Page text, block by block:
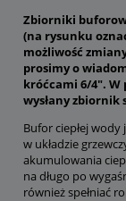
Zbiorniki
(na rysunku
możliwość
prosimy o
króćcami 6/4".
wysłany zbiornik
Bufor ciepłej
w układzie
akumulowania
na długo po
również spełniać